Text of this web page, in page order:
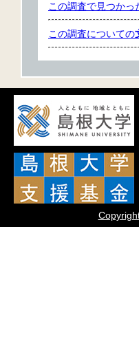
この調査で見つかっ
この調査についての